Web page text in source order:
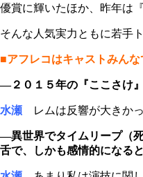
優賞に輝いたほか、昨年は
そんな人気実力ともに若手
■アフレコはキャストみん
―２０１５年の『ここさけ
水瀬 レムは反響が大きかっ
―異世界でタイムリープ（
舌で、しかも感情的になる